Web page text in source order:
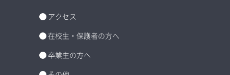
アクセス
在校生・保護者の方へ
卒業生の方へ